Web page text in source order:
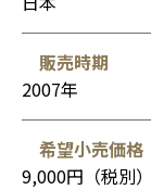
販売時期
2007年
希望小売価格
9,000円（税別）